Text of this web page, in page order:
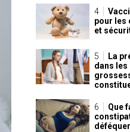
pour les
et
La
dans les
Que